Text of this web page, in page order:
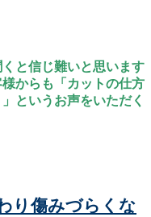
と信じ難いと思います
からも「カットの仕方
というお声をいただく
り傷みづらくな